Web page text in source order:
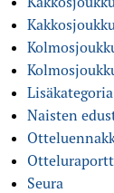
Lisäkategoria
Naisten
Seura